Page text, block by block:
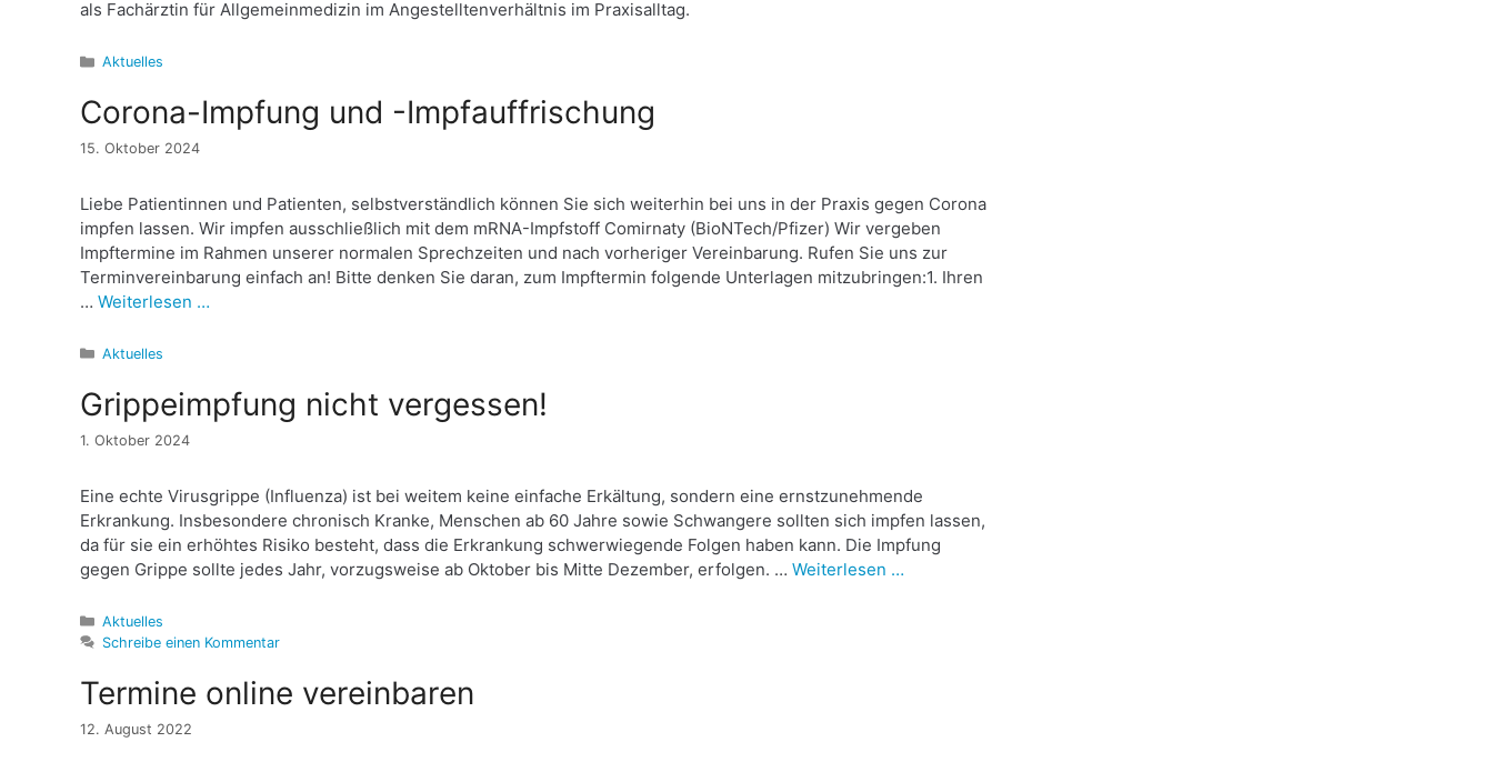
als Fachärztin für Allgemeinmedizin im Angestelltenverhältnis im Praxisalltag.
Kategorien
Aktuelles
Corona-Impfung und -Impfauffrischung
15. Oktober 2024
Liebe Patientinnen und Patienten, selbstverständlich können Sie sich weiterhin bei uns in der Praxis gegen Corona
impfen lassen. Wir impfen ausschließlich mit dem mRNA-Impfstoff Comirnaty (BioNTech/Pfizer) Wir vergeben
Impftermine im Rahmen unserer normalen Sprechzeiten und nach vorheriger Vereinbarung. Rufen Sie uns zur
Terminvereinbarung einfach an! Bitte denken Sie daran, zum Impftermin folgende Unterlagen mitzubringen:1. Ihren
… Weiterlesen …
Kategorien
Aktuelles
Grippeimpfung nicht vergessen!
1. Oktober 2024
Eine echte Virusgrippe (Influenza) ist bei weitem keine einfache Erkältung, sondern eine ernstzunehmende
Erkrankung. Insbesondere chronisch Kranke, Menschen ab 60 Jahre sowie Schwangere sollten sich impfen lassen,
da für sie ein erhöhtes Risiko besteht, dass die Erkrankung schwerwiegende Folgen haben kann. Die Impfung
gegen Grippe sollte jedes Jahr, vorzugsweise ab Oktober bis Mitte Dezember, erfolgen. … Weiterlesen …
Kategorien
Aktuelles
Schreibe einen Kommentar
Termine online vereinbaren
12. August 2022